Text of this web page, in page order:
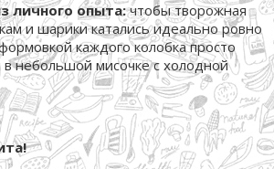
личного опыта:чтобы творожная
и шарики катались идеально ровно
каждого колобка просто
в небольшой мисочке с холодной